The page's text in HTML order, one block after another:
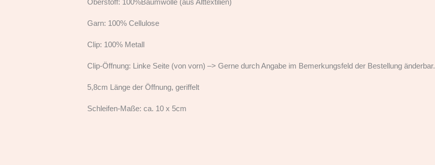
Garn: 100% Cellulose
Clip: 100% Metall
Clip-Öffnung: Linke Seite (von vorn) –> Gerne durch Angabe im Bemerkungsfeld der Bestellung änderbar.
5,8cm Länge der Öffnung, geriffelt
Schleifen-Maße: ca. 10 x 5cm